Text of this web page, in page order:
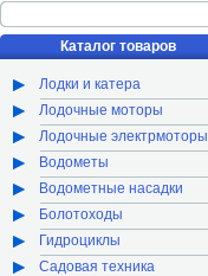
Каталог товаров
Лодки и катера
Лодочные моторы
Лодочные электрмоторы
Водометы
Водометные насадки
Болотоходы
Гидроциклы
Садовая техника